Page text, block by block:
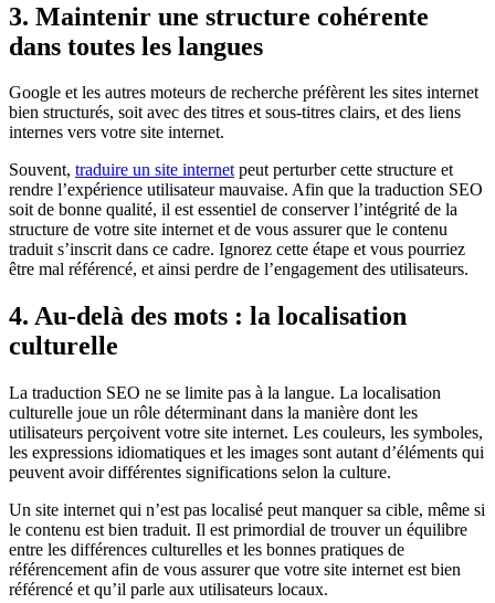
3. Maintenir une structure cohérente
dans toutes les langues
Google et les autres moteurs de recherche préfèrent les sites internet
bien structurés, soit avec des titres et sous-titres clairs, et des liens
internes vers votre site internet.
Souvent, traduire un site internetpeut perturber cette structure et
rendre l’expérience utilisateur mauvaise. Afin que la traduction SEO
soit de bonne qualité, il est essentiel de conserver l’intégrité de la
structure de votre site internet et de vous assurer que le contenu
traduit s’inscrit dans ce cadre. Ignorez cette étape et vous pourriez
être mal référencé, et ainsi perdre de l’engagement des utilisateurs.
4. Au-delà des mots : la localisation
culturelle
La traduction SEO ne se limite pas à la langue. La localisation
culturelle joue un rôle déterminant dans la manière dont les
utilisateurs perçoivent votre site internet. Les couleurs, les symboles,
les expressions idiomatiques et les images sont autant d’éléments qui
peuvent avoir différentes significations selon la culture.
Un site internet qui n’est pas localisé peut manquer sa cible, même si
le contenu est bien traduit. Il est primordial de trouver un équilibre
entre les différences culturelles et les bonnes pratiques de
référencement afin de vous assurer que votre site internet est bien
référencé et qu’il parle aux utilisateurs locaux.